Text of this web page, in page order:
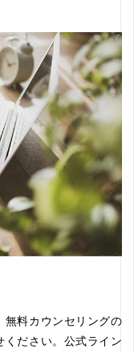
無料カウンセリングの
ください。公式ライン